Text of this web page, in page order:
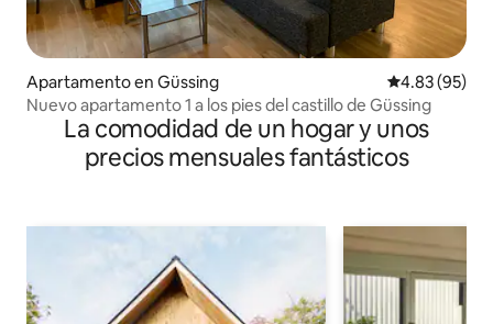
Apartamento en Güssing Calificación
4.83 (95)
Nuevo apartamento 1 a los pies del castillo de Güssing
La comodidad de un hogar y unos
precios mensuales fantásticos